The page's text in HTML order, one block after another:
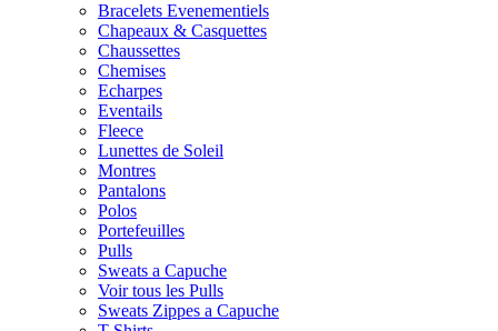
Bracelets Evenementiels
Chapeaux & Casquettes
Chaussettes
Chemises
Echarpes
Eventails
Fleece
Lunettes de Soleil
Montres
Pantalons
Polos
Portefeuilles
Pulls
Sweats a Capuche
Voir tous les Pulls
Sweats Zippes a Capuche